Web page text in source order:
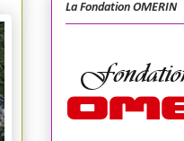
La Fondation OMERIN